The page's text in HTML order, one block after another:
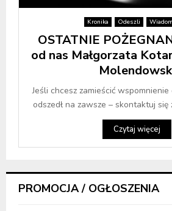
Kronika Odeszli
OSTATNIE
od nas Małgorzata
Jeśli chcesz zamieścić
odszedł na zawsze – skontaktuj się
Czytaj więcej
PROMOCJA / OGŁOSZENIA